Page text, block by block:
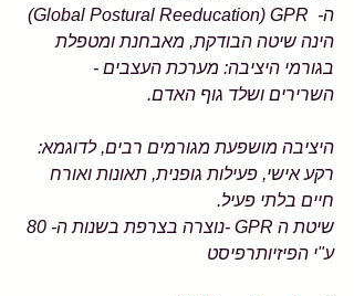
ה-  Global Postural Reeducation) GPR)
הינה שיטה הבודקת, מאבחנת ומטפלת
בגורמי היציבה: מערכת העצבים -
השרירים ושלד גוף האדם.
היציבה מושפעת מגורמים רבים, לדוגמא:
רקע אישי, פעילות גופנית, תאונות ואורח
חיים בלתי פעיל.
ע"י הפיזיותרפיסט